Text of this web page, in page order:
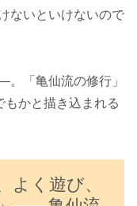
ないといけないので
「亀仙流の修行」
もかと描き込まれる
よく遊び、